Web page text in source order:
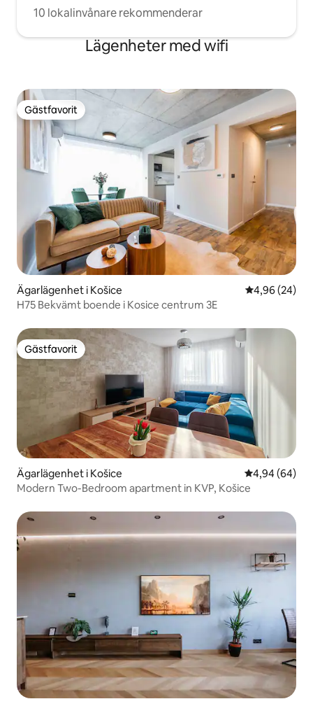
10 lokalinvånare rekommenderar
Lägenheter med wifi
Gästfavorit
Gästfavorit
Ägarlägenhet i Košice 4,96 av 5 i
4,96 (24)
H75 Bekvämt boende i Kosice centrum 3E
Gästfavorit
Gästfavorit
Ägarlägenhet i Košice 4,94 av 5 i
4,94 (64)
Modern Two-Bedroom apartment in KVP, Košice